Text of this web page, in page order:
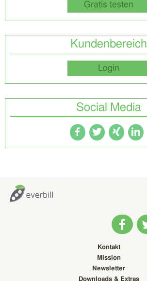
Gratis testen
Kundenbereich
Login
Social Media
Kontakt
Mission
Newsletter
Downloads & Extras